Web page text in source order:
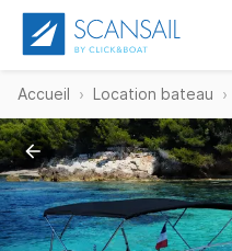
Accueil Location bateau